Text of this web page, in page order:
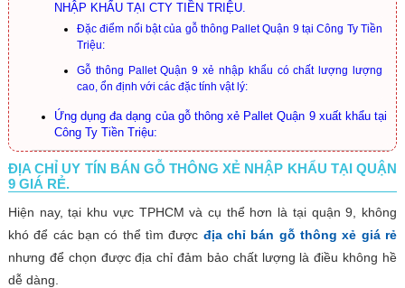
NHẬP KHẨU TẠI CTY TIỀN TRIỆU.
Đặc điểm nổi bật của gỗ thông Pallet Quận 9 tại Công Ty Tiền
Triệu:
Gỗ thông Pallet Quận 9 xẻ nhập khẩu có chất lượng lượng
cao, ổn định với các đặc tính vật lý:
Ứng dụng đa dạng của gỗ thông xẻ Pallet Quận 9 xuất khẩu tại
Công Ty Tiền Triệu:
ĐỊA CHỈ UY TÍN BÁN GỖ THÔNG XẺ NHẬP KHẨU TẠI QUẬN
9 GIÁ RẺ.
Hiện nay, tại khu vực TPHCM và cụ thể hơn là tại quận 9, không
khó để các bạn có thể tìm được địa chỉ bán gỗ thông xẻ giá rẻ
nhưng để chọn được địa chỉ đảm bảo chất lượng là điều không hề
dễ dàng.